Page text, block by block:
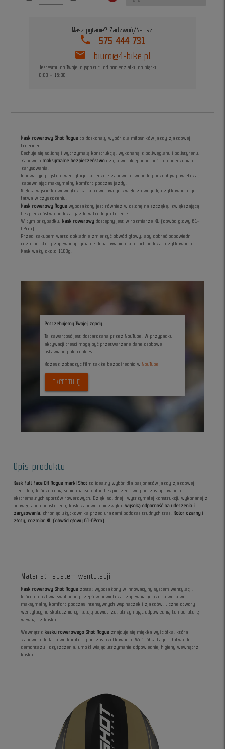
Masz pytanie? Zadzwoń/Napisz
phone 575 444 731
mail biuro@4-bike.pl
Jesteśmy do Twojej dyspozycji od poniedziałku do piątku
8:00 - 16:00
Kask rowerowy Shot Rogue to doskonały wybór dla miłośników jazdy zjazdowej i
freerideu.
Cechuje się solidną i wytrzymałą konstrukcją, wykonaną z poliwęglanu i polistyrenu.
Zapewniamaksymalne bezpieczeństwo dzięki wysokiej odporności na uderzenia i
zarysowania.
Innowacyjny system wentylacji skutecznie zapewnia swobodny przepływ powietrza,
zapewniając maksymalny komfort podczas jazdy.
Miękka wyściółka wewnątrz kasku rowerowego zwiększa wygodę użytkowania i jest
łatwa w czyszczeniu.
Kask rowerowy Rogue wyposażony jest również w osłonę na szczękę, zwiększającą
bezpieczeństwo podczas jazdy w trudnym terenie.
W tym przypadku, kask rowerowy dostępny jest w rozmiarze XL (obwód głowy 61-
62cm)
Przed zakupem warto dokładnie zmierzyć obwód głowy, aby dobrać odpowiedni
rozmiar, który zapewni optymalne dopasowanie i komfort podczas użytkowania.
Kask waży około 1100g.
Potrzebujemy Twojej zgody
Ta zawartość jest dostarczana przez YouTube. W przypadku
aktywacji treści mogą być przetwarzane dane osobowe i
ustawiane pliki cookies.
Możesz zobaczyc film także bezpośrednio w YouTube
AKCEPTUJĘ
Opis produktu
Kask full face DH Rogue marki Shot to idealny wybór dla pasjonatów jazdy zjazdowej i
freerideu, którzy cenią sobie maksymalne bezpieczeństwo podczas uprawiania
ekstremalnych sportów rowerowych. Dzięki solidnej i wytrzymałej konstrukcji, wykonanej z
poliwęglanu i polistyrenu, kask zapewnia niezwyklewysoką odporność na uderzenia i
zarysowania
, chroniąc użytkownika przed urazami podczas trudnych tras. Kolor czarny i
złoty, rozmiar XL (obwód głowy 61-62cm)
Materiał i system wentylacji
Kask rowerowy Shot Rogue został wyposażony w innowacyjny system wentylacji,
który umożliwia swobodny przepływ powietrza, zapewniając użytkownikowi
maksymalny komfort podczas intensywnych wspinaczek i zjazdów. Liczne otwory
wentylacyjne skutecznie cyrkulują powietrze, utrzymując odpowiednią temperaturę
wewnątrz kasku.
Wewnątrz kasku rowerowego Shot Rogue znajduje się miękka wyściółka, która
zapewnia dodatkowy komfort podczas użytkowania. Wyściółka ta jest łatwa do
demontażu i czyszczenia, umożliwiając utrzymanie odpowiedniej higieny wewnątrz
kasku.